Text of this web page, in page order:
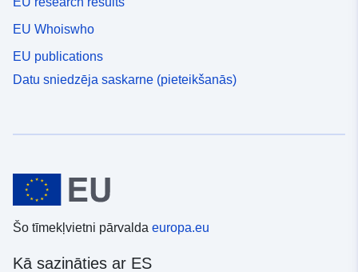
EU Whoiswho
EU publications
Datu sniedzēja saskarne (pieteikšanās)
Šo tīmekļvietni pārvalda europa.eu
Kā sazināties ar ES